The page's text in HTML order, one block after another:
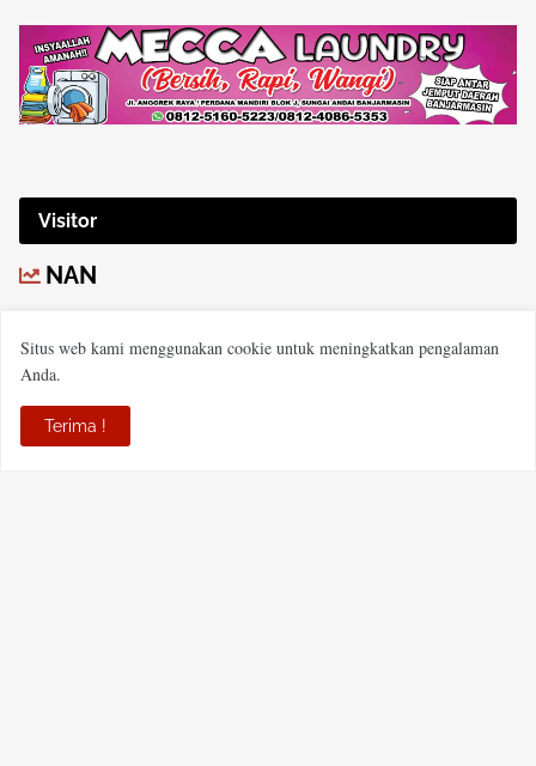
Visitor
NAN
PT MECCA HABARI MEDIA
Situs web kami menggunakan cookie untuk meningkatkan pengalaman
Anda.
Terima !